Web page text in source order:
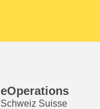
eOperations
Schweiz Suisse